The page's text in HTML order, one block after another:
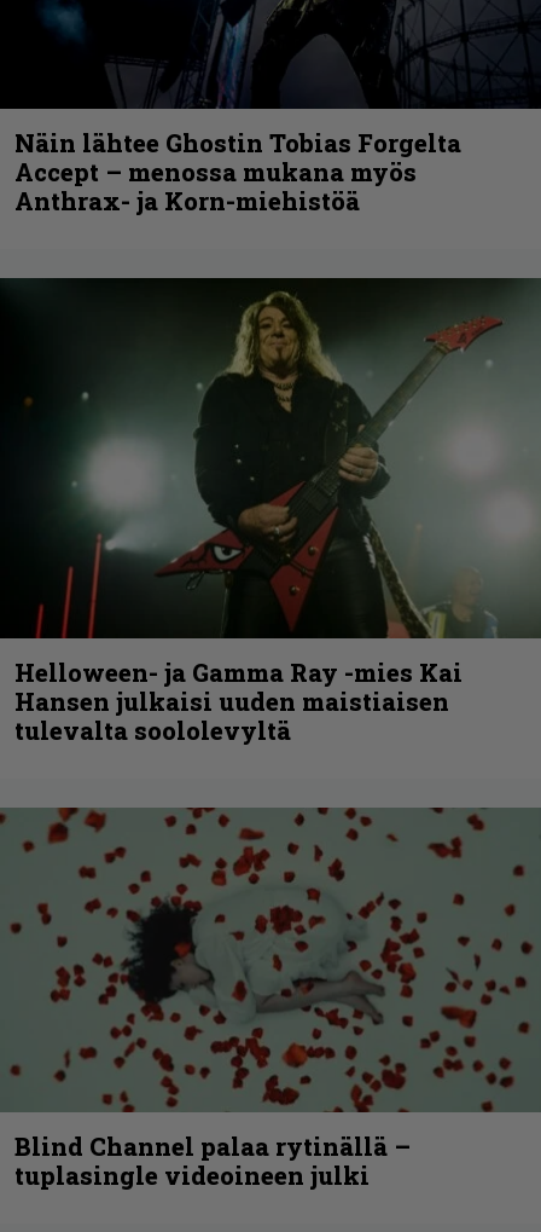
Näin lähtee Ghostin Tobias Forgelta
Accept – menossa mukana myös
Anthrax- ja Korn-miehistöä
Helloween- ja Gamma Ray -mies Kai
Hansen julkaisi uuden maistiaisen
tulevalta soololevyltä
Blind Channel palaa rytinällä –
tuplasingle videoineen julki